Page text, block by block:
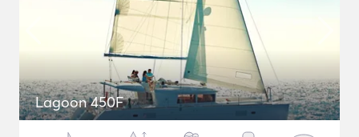
Lagoon 450F